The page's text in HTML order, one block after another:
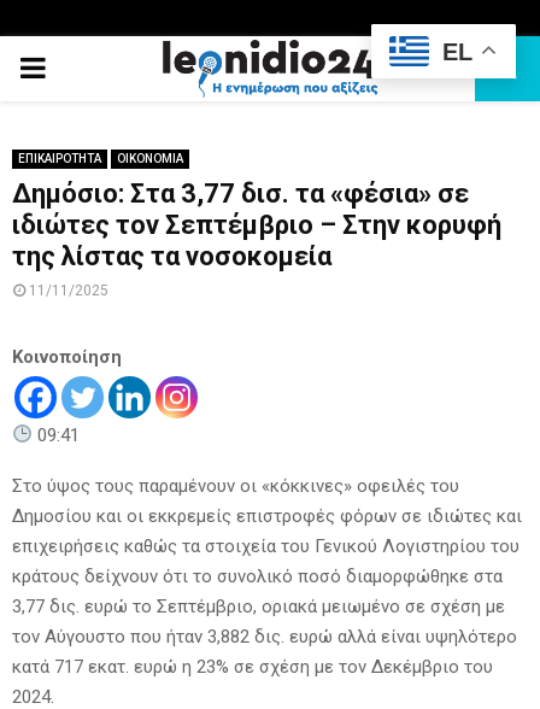
PRIMARY
ΕΠΙΚΑΙΡΟΤΗΤΑ ΟΙΚΟΝΟΜΙΑ
Δημόσιο: Στα 3,77 δισ. τα «φέσια» σε
ιδιώτες τον Σεπτέμβριο – Στην κορυφή
της λίστας τα νοσοκομεία
11/11/2025
Κοινοποίηση
09:41
Στο ύψος τους παραμένουν οι «κόκκινες» οφειλές του
Δημοσίου και οι εκκρεμείς επιστροφές φόρων σε ιδιώτες και
επιχειρήσεις καθώς τα στοιχεία του Γενικού Λογιστηρίου του
κράτους δείχνουν ότι το συνολικό ποσό διαμορφώθηκε στα
3,77 δις. ευρώ το Σεπτέμβριο, οριακά μειωμένο σε σχέση με
τον Αύγουστο που ήταν 3,882 δις. ευρώ αλλά είναι υψηλότερο
κατά 717 εκατ. ευρώ η 23% σε σχέση με τον Δεκέμβριο του
2024.
EL